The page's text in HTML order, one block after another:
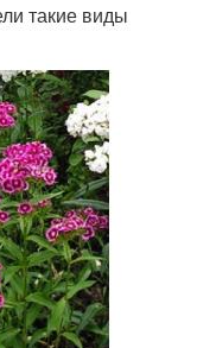
такие виды